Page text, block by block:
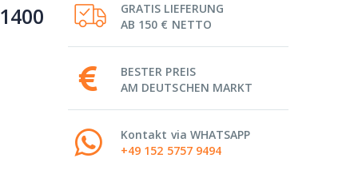
GRATIS LIEFERUNG
AB 150 € NETTO
BESTER PREIS
AM DEUTSCHEN MARKT
Kontakt via WHATSAPP
+49 152 5757 9494